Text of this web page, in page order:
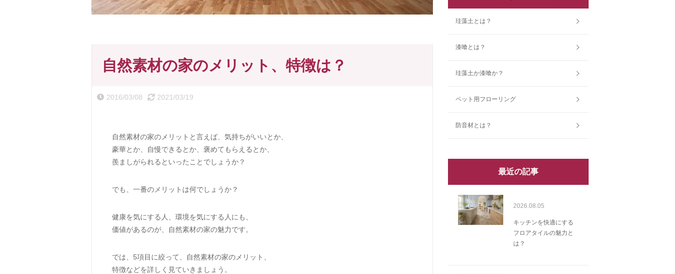
自然素材の家のメリット、特徴は？
2016/03/08 2021/03/19
自然素材の家のメリットと言えば、気持ちがいいとか、
豪華とか、自慢できるとか、褒めてもらえるとか、
羨ましがられるといったことでしょうか？
でも、一番のメリットは何でしょうか？
健康を気にする人、環境を気にする人にも、
価値があるのが、自然素材の家の魅力です。
では、5項目に絞って、自然素材の家のメリット、
特徴などを詳しく見ていきましょう。
珪藻土とは？
漆喰とは？
珪藻土か漆喰か？
ペット用フローリング
防音材とは？
最近の記事
2026.08.05
キッチンを快適にする
フロアタイルの魅力と
は？